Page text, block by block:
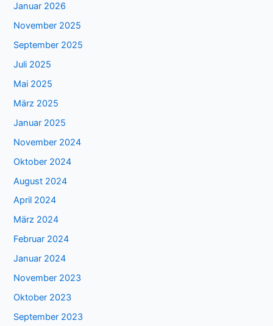
Januar 2026
November 2025
September 2025
Juli 2025
Mai 2025
März 2025
Januar 2025
November 2024
Oktober 2024
August 2024
April 2024
März 2024
Februar 2024
Januar 2024
November 2023
Oktober 2023
September 2023